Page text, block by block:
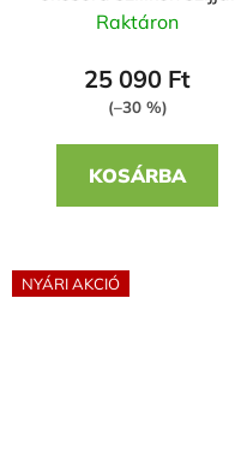
Raktáron
25 090 Ft
(–30 %)
KOSÁRBA
NYÁRI AKCIÓ